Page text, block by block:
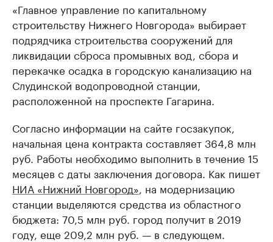
«Главное управление по капитальному
строительству Нижнего Новгорода» выбирает
подрядчика строительства сооружений для
ликвидации сброса промывных вод, сбора и
перекачке осадка в городскую канализацию на
Слудинской водопроводной станции,
расположенной на проспекте Гагарина.
Согласно информации на сайте госзакупок,
начальная цена контракта составляет 364,8 млн
руб. Работы необходимо выполнить в течение 15
месяцев с даты заключения договора. Как пишет
НИА «Нижний Новгород» , на модернизацию
станции выделяются средства из областного
бюджета: 70,5 млн руб. город получит в 2019
году, еще 209,2 млн руб. — в следующем.